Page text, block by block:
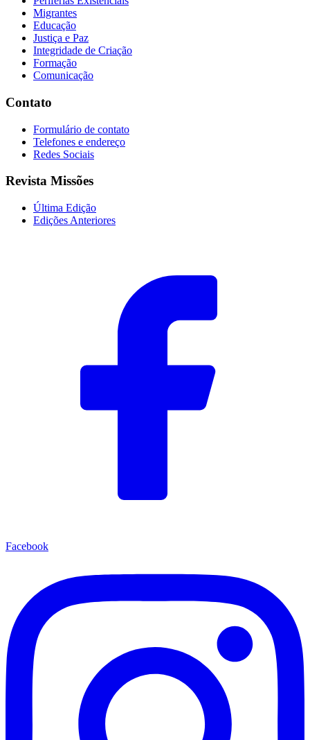
Migrantes
Educação
Justiça e Paz
Integridade de Criação
Formação
Comunicação
Contato
Formulário de contato
Telefones e endereço
Redes Sociais
Revista Missões
Última Edição
Edições Anteriores
Facebook